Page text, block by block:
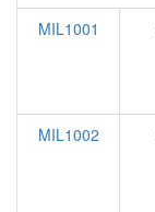
MIL1001
MIL1002